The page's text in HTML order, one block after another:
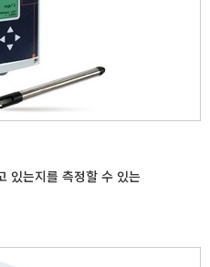
있는지를 측정할 수 있는